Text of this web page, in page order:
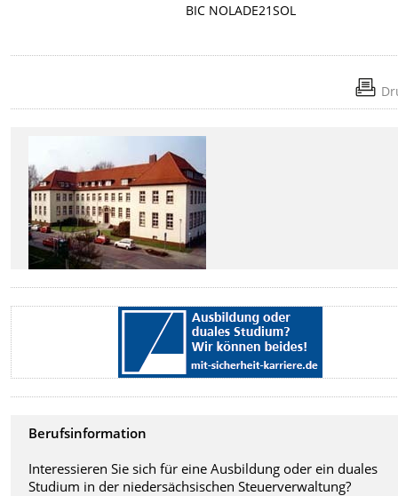
BIC NOLADE21SOL
Berufsinformation
Interessieren Sie sich für eine Ausbildung oder ein duales
Studium in der niedersächsischen Steuerverwaltung?